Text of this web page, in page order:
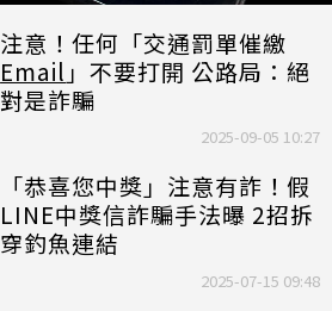
注意！任何「交通罰單催繳
Email 」不要打開 公路局：絕
對是詐騙
2025-09-05 10:27
「恭喜您中獎」注意有詐！假
LINE中獎信詐騙手法曝 2招拆
穿釣魚連結
2025-07-15 09:48